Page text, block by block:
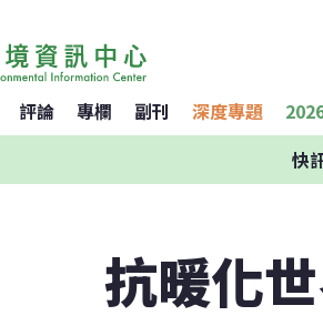
評論 專欄 副刊 深度專題
快
抗暖化